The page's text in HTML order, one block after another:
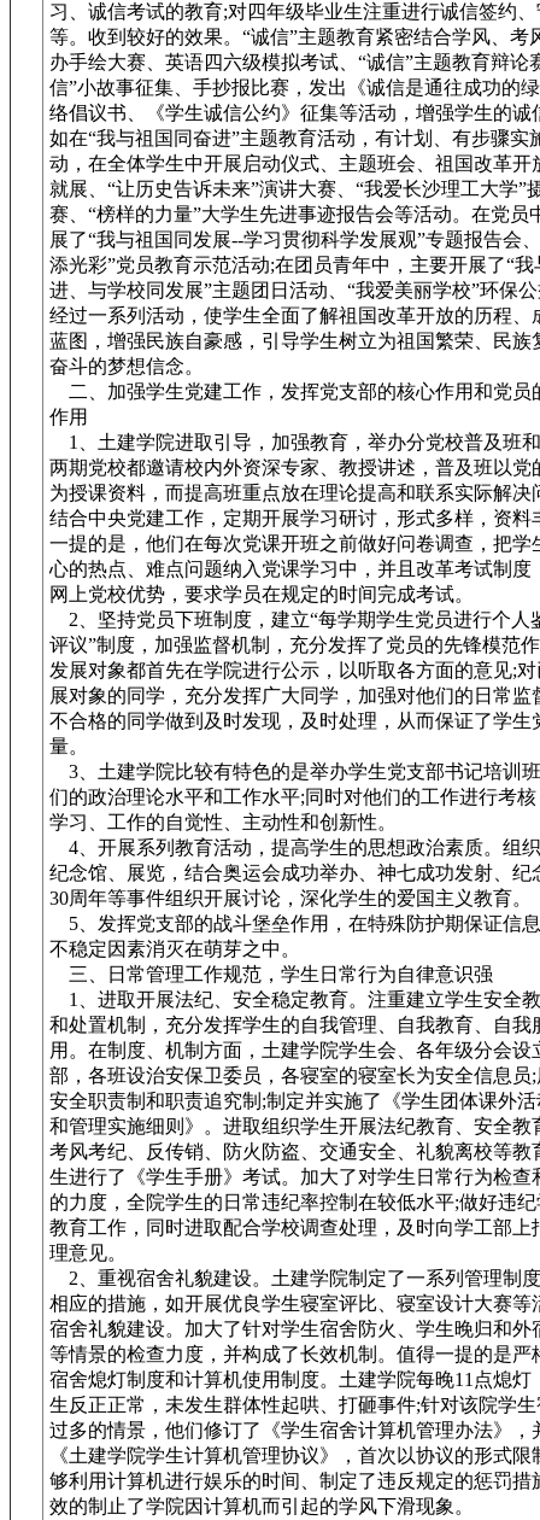
习、诚信考试的教育;对四年级毕业生注重进行诚信签约
等。收到较好的效果。“诚信”主题教育紧密结合学风、考
办手绘大赛、英语四六级模拟考试、“诚信”主题教育辩论
信”小故事征集、手抄报比赛，发出《诚信是通往成功的
络倡议书、《学生诚信公约》征集等活动，增强学生的诚
如在“我与祖国同奋进”主题教育活动，有计划、有步骤实
动，在全体学生中开展启动仪式、主题班会、祖国改革开
就展、“让历史告诉未来”演讲大赛、“我爱长沙理工大学”
赛、“榜样的力量”大学生先进事迹报告会等活动。在党员
展了“我与祖国同发展--学习贯彻科学发展观”专题报告会
添光彩”党员教育示范活动;在团员青年中，主要开展了“
进、与学校同发展”主题团日活动、“我爱美丽学校”环保
经过一系列活动，使学生全面了解祖国改革开放的历程、
蓝图，增强民族自豪感，引导学生树立为祖国繁荣、民族
奋斗的梦想信念。
二、加强学生党建工作，发挥党支部的核心作用和党员
作用
1、土建学院进取引导，加强教育，举办分党校普及班
两期党校都邀请校内外资深专家、教授讲述，普及班以党
为授课资料，而提高班重点放在理论提高和联系实际解决
结合中央党建工作，定期开展学习研讨，形式多样，资料
一提的是，他们在每次党课开班之前做好问卷调查，把学
心的热点、难点问题纳入党课学习中，并且改革考试制度
网上党校优势，要求学员在规定的时间完成考试。
2、坚持党员下班制度，建立“每学期学生党员进行个人
评议”制度，加强监督机制，充分发挥了党员的先锋模范
发展对象都首先在学院进行公示，以听取各方面的意见;
展对象的同学，充分发挥广大同学，加强对他们的日常监
不合格的同学做到及时发现，及时处理，从而保证了学生
量。
3、土建学院比较有特色的是举办学生党支部书记培训
们的政治理论水平和工作水平;同时对他们的工作进行考
学习、工作的自觉性、主动性和创新性。
4、开展系列教育活动，提高学生的思想政治素质。组
纪念馆、展览，结合奥运会成功举办、神七成功发射、纪
30周年等事件组织开展讨论，深化学生的爱国主义教育。
5、发挥党支部的战斗堡垒作用，在特殊防护期保证信
不稳定因素消灭在萌芽之中。
三、日常管理工作规范，学生日常行为自律意识强
1、进取开展法纪、安全稳定教育。注重建立学生安全
和处置机制，充分发挥学生的自我管理、自我教育、自我
用。在制度、机制方面，土建学院学生会、各年级分会设
部，各班设治安保卫委员，各寝室的寝室长为安全信息员
安全职责制和职责追究制;制定并实施了《学生团体课外
和管理实施细则》。进取组织学生开展法纪教育、安全教
考风考纪、反传销、防火防盗、交通安全、礼貌离校等教
生进行了《学生手册》考试。加大了对学生日常行为检查
的力度，全院学生的日常违纪率控制在较低水平;做好违
教育工作，同时进取配合学校调查处理，及时向学工部上
理意见。
2、重视宿舍礼貌建设。土建学院制定了一系列管理制
相应的措施，如开展优良学生寝室评比、寝室设计大赛等
宿舍礼貌建设。加大了针对学生宿舍防火、学生晚归和外
等情景的检查力度，并构成了长效机制。值得一提的是严
宿舍熄灯制度和计算机使用制度。土建学院每晚11点熄灯
生反正正常，未发生群体性起哄、打砸事件;针对该院学
过多的情景，他们修订了《学生宿舍计算机管理办法》，
《土建学院学生计算机管理协议》，首次以协议的形式限
够利用计算机进行娱乐的时间、制定了违反规定的惩罚措
效的制止了学院因计算机而引起的学风下滑现象。